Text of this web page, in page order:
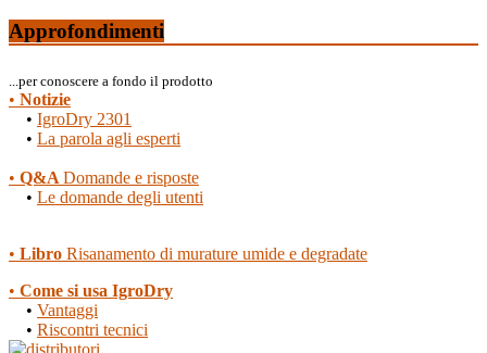
Approfondimenti
...per conoscere a fondo il prodotto
• Notizie
• IgroDry 2301
• La parola agli esperti
• Q&A Domande e risposte
• Le domande degli utenti
• Libro Risanamento di murature umide e degradate
• Come si usa IgroDry
• Vantaggi
• Riscontri tecnici